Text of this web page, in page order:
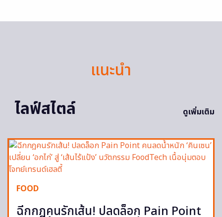
แนะนำ
ไลฟ์สไตล์
ดูเพิ่มเติม
FOOD
ฉีกกฎคนรักเส้น! ปลดล็อก Pain Point